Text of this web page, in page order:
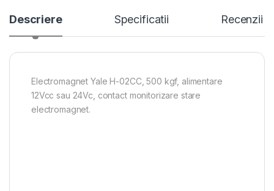
Descriere Specificatii Recenzii
Electromagnet Yale H-02CC, 500 kgf, alimentare
12Vcc sau 24Vc, contact monitorizare stare
electromagnet.